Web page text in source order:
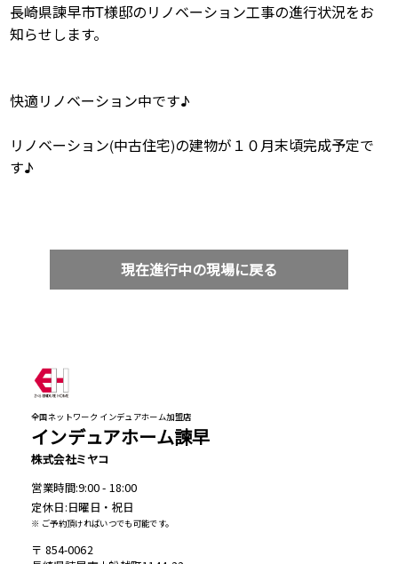
長崎県諫早市T様邸のリノベーション工事の進行状況をお
知らせします。
快適リノベーション中です♪
リノベーション(中古住宅)の建物が１０月末頃完成予定で
す♪
現在進行中の現場に戻る
全国ネットワーク インデュアホーム加盟店
インデュアホーム諫早
株式会社ミヤコ
営業時間:9:00 - 18:00
定休日:日曜日・祝日
※ ご予約頂ければいつでも可能です。
854-0062